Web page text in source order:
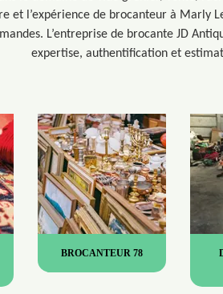
l’expérience de brocanteur à Marly
L’entreprise de brocante JD
expertise, authentification et
BROCANTEUR 78